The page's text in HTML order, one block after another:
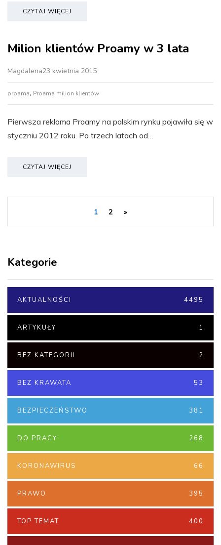
CZYTAJ WIĘCEJ
Milion klientów Proamy w 3 lata
Magdalena23 kwietnia 2015
proama, Proama milion klientów
Pierwsza reklama Proamy na polskim rynku pojawiła się w
styczniu 2012 roku. Po trzech latach od…
CZYTAJ WIĘCEJ
1 2 »
Kategorie
AKTUALNOŚCI 4495
ARTYKUŁY 1
BEZ KATEGORII 2
BEZ KRAWATA 53
BEZPIECZEŃSTWO 381
DO PRACY 268
KORONAWIRUS 66
PRAWO 395
TOP TEMAT 400